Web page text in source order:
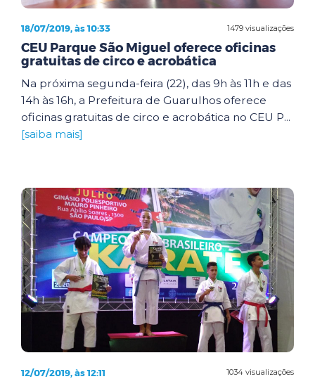
1479 visualizações
18/07/2019, às 10:33
CEU Parque São Miguel oferece oficinas
gratuitas de circo e acrobática
Na próxima segunda-feira (22), das 9h às 11h e das
14h às 16h, a Prefeitura de Guarulhos oferece
oficinas gratuitas de circo e acrobática no CEU P...
[saiba mais]
1034 visualizações
12/07/2019, às 12:11